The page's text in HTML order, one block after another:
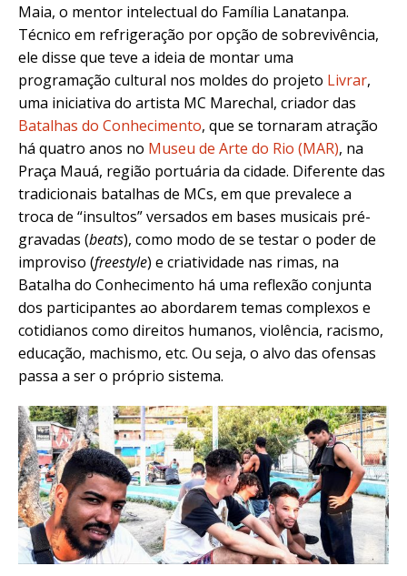
Maia, o mentor intelectual do Família Lanatanpa.
Técnico em refrigeração por opção de sobrevivência,
ele disse que teve a ideia de montar uma
programação cultural nos moldes do projeto Livrar,
uma iniciativa do artista MC Marechal, criador das
Batalhas do Conhecimento, que se tornaram atração
há quatro anos no Museu de Arte do Rio (MAR), na
Praça Mauá, região portuária da cidade. Diferente das
tradicionais batalhas de MCs, em que prevalece a
troca de “insultos” versados em bases musicais pré-
gravadas (beats), como modo de se testar o poder de
improviso (freestyle) e criatividade nas rimas, na
Batalha do Conhecimento há uma reflexão conjunta
dos participantes ao abordarem temas complexos e
cotidianos como direitos humanos, violência, racismo,
educação, machismo, etc. Ou seja, o alvo das ofensas
passa a ser o próprio sistema.